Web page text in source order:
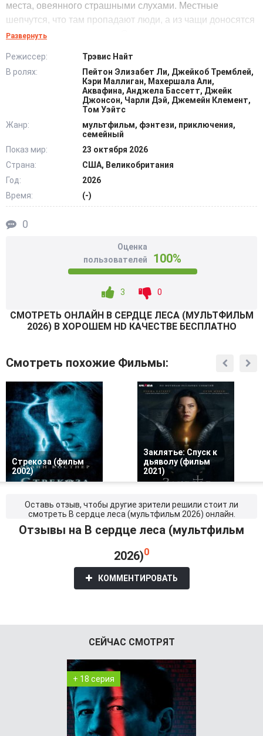
места, овеянного страшными слухами. Местные
шепчутся, что там пропадают люди, а из чащи доносятся
странные звуки по ночам. Охваченная страхом и
родственника. Она знает, что одна не справится. На
помощь присоединяется Кертис, лучший друг. Юноша
скептик по натуре, но верный до конца. Вместе они
переступают невидимую границу между обыденностью и
ребят ждут первые загадки: следы, не похожие на
животные, подозрительные знаки на коре, шепот на
непонятном языке. А где-то в глубине, судя по всему,
вороны собираются вокруг своей предводительницы –
таинственной женщины по имени Александра, чья воля
и привела их в город. @Filmix.fan
Развернуть
Режиссер:
Трэвис Найт
В ролях:
Пейтон Элизабет Ли, Джейкоб Тремблей,
Кэри Маллиган, Махершала Али,
Аквафина, Анджела Бассетт, Джейк
Джонсон, Чарли Дэй, Джемейн Клемент,
Том Уэйтс
Жанр:
мультфильм, фэнтези, приключения,
семейный
Показ мир:
23 октября 2026
Страна:
США, Великобритания
Год:
2026
Время:
(-)
0
Оценка
пользователей
100%
3 0
СМОТРEТЬ ОНЛАЙН В СЕРДЦЕ ЛЕСА (МУЛЬТФИЛЬМ
2026) В ХОРОШЕМ HD КАЧЕСТВЕ БЕСПЛАТНО
Смотреть похожие Фильмы:
Стрекоза (фильм
2002)
Заклятье: Спуск к
дьяволу (фильм
2021)
Оставь отзыв, чтобы другие зрители решили стоит ли
смотреть В сердце леса (мультфильм 2026) онлайн.
Отзывы на В сердце леса (мультфильм
2026)0
КОММЕНТИРОВАТЬ
СЕЙЧАС СМОТРЯТ
+ 18 серия